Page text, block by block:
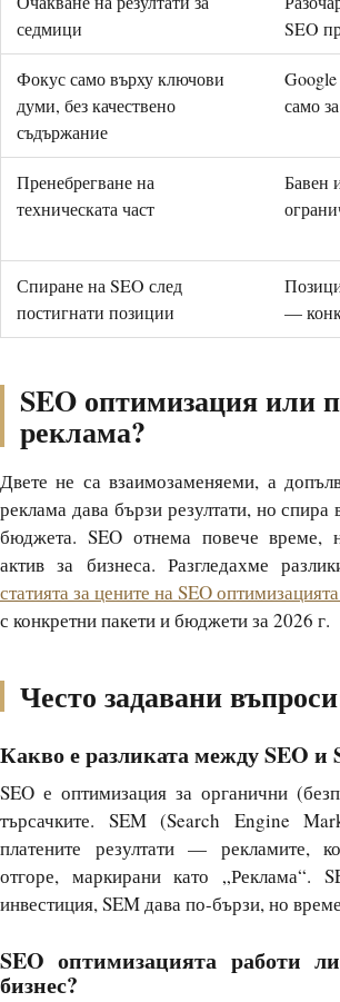
седмици
SEO
Фокус само върху ключови
думи, без качествено
съдържание
Google
само
Пренебрегване на
техническата част
Бавен
Спиране на SEO след
постигнати позиции
—
SEO оптимизация или
реклама?
Двете не са взаимозаменяеми, а
реклама дава бързи резултати, но
бюджета. SEO отнема повече време,
актив за бизнеса. Разгледахме
статията за цените на SEO
с конкретни пакети и бюджети за 2026 г.
Често задавани
Какво е разликата между SEO и
SEO е оптимизация за органични
търсачките. SEM (Search Engine
платените резултати — рекламите,
отгоре, маркирани като „Реклама“.
инвестиция, SEM дава по-бързи, но
SEO оптимизацията работи
бизнес?